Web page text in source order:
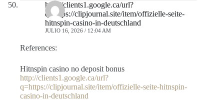
http://clients1.google.ca/url?
q=https://clipjournal.site/item/offizielle-seite-
hitnspin-casino-in-deutschland
JULIO 16, 2026 / 12:04 AM
References:
Hitnspin casino no deposit bonus
http://clients1.google.ca/url?
q=https://clipjournal.site/item/offizielle-seite-hitnspin-
casino-in-deutschland